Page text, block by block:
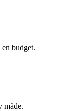
budget.
måde.